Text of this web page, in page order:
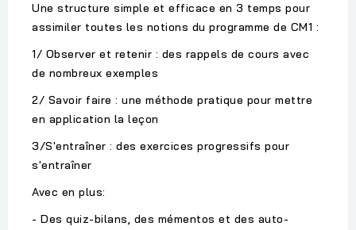
Une structure simple et efficace en 3 temps pour
assimiler toutes les notions du programme de CM1 :
1/ Observer et retenir : des rappels de cours avec
de nombreux exemples
2/ Savoir faire : une méthode pratique pour mettre
en application la leçon
3/S'entraîner : des exercices progressifs pour
s'entraîner
Avec en plus:
- Des quiz-bilans, des mémentos et des auto-